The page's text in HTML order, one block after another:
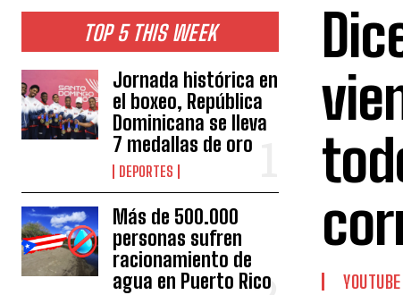
TOP 5 THIS WEEK
Jornada histórica en
el boxeo, República
Dominicana se lleva
7 medallas de oro
DEPORTES
Más de 500.000
personas sufren
racionamiento de
agua en Puerto Rico
YOUTUBE